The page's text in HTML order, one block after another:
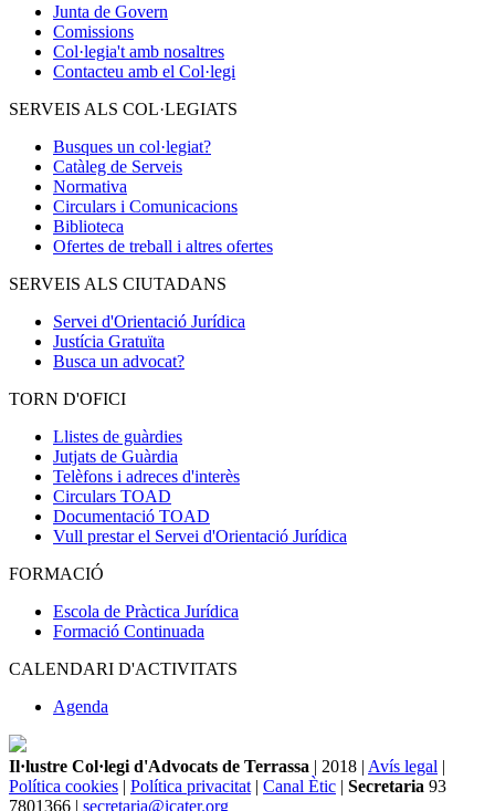
Junta de Govern
Comissions
Col·legia't amb nosaltres
Contacteu amb el Col·legi
SERVEIS ALS COL·LEGIATS
Busques un col·legiat?
Catàleg de Serveis
Normativa
Circulars i Comunicacions
Biblioteca
Ofertes de treball i altres ofertes
SERVEIS ALS CIUTADANS
Servei d'Orientació Jurídica
Justícia Gratuïta
Busca un advocat?
TORN D'OFICI
Llistes de guàrdies
Jutjats de Guàrdia
Telèfons i adreces d'interès
Circulars TOAD
Documentació TOAD
Vull prestar el Servei d'Orientació Jurídica
FORMACIÓ
Escola de Pràctica Jurídica
Formació Continuada
CALENDARI D'ACTIVITATS
Agenda
Il·lustre Col·legi d'Advocats de Terrassa | 2018 | Avís legal |
Política cookies | Política privacitat | Canal Ètic | Secretaria 93
7801366 | secretaria@icater.org